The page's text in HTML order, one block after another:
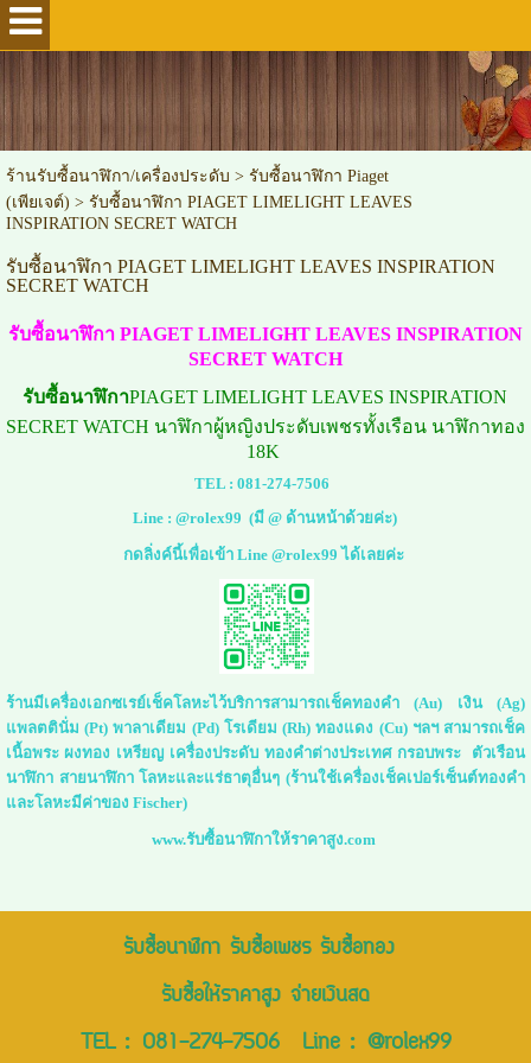
ร้านรับซื้อนาฬิกา/เครื่องประดับ > รับซื้อนาฬิกา Piaget
(เพียเจต์) > รับซื้อนาฬิกา PIAGET LIMELIGHT LEAVES
INSPIRATION SECRET WATCH
รับซื้อนาฬิกา PIAGET LIMELIGHT LEAVES INSPIRATION
SECRET WATCH
รับซื้อนาฬิกา PIAGET LIMELIGHT LEAVES INSPIRATION
SECRET WATCH
รับซื้อนาฬิกาPIAGET LIMELIGHT LEAVES INSPIRATION
SECRET WATCH นาฬิกาผู้หญิงประดับเพชรทั้งเรือน นาฬิกาทอง
18K
TEL : 081-274-7506
Line :@rolex99 (มี @ ด้านหน้าด้วยค่ะ)
กดลิ่งค์นี้เพื่อเข้า Line @rolex99 ได้เลยค่ะ
ร้านมีเครื่องเอกซเรย์เช็คโลหะไว้บริการสามารถเช็คทองคำ (Au) เงิน (Ag)
แพลตตินั่ม (Pt) พาลาเดียม (Pd) โรเดียม (Rh) ทองแดง (Cu) ฯลฯ สามารถเช็ค
เนื้อพระ ผงทอง เหรียญ เครื่องประดับ ทองคำต่างประเทศ กรอบพระ ตัวเรือน
นาฬิกา สายนาฬิกา โลหะและแร่ธาตุอื่นๆ (ร้านใช้เครื่องเช็คเปอร์เซ็นต์ทองคำ
และโลหะมีค่าของ Fischer)
www.รับซื้อนาฬิกาให้ราคาสูง.com
รับซื้อนาฬิกา รับซื้อเพชร รับซื้อทอง
รับซื้อให้ราคาสูง จ่ายเงินสด
TEL : 081-274-7506Line : @rolex99